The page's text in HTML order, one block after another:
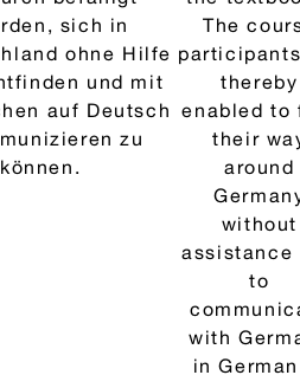
in the
and
Mediation
practice
German
language
the level
the